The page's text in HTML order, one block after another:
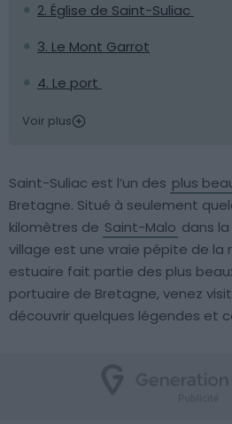
2. Église de Saint-Suliac
3. Le Mont Garrot
4. Le port
Voir plus
Saint-Suliac est l’un des plus
Bretagne. Situé à seulement
kilomètres de Saint-Malo dans
village est une vraie pépite de la
estuaire fait partie des plus
portuaire de Bretagne, venez
découvrir quelques légendes et